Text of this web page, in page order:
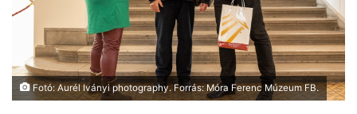
Fotó: Aurél Iványi photography. Forrás: Móra Ferenc Múzeum FB.